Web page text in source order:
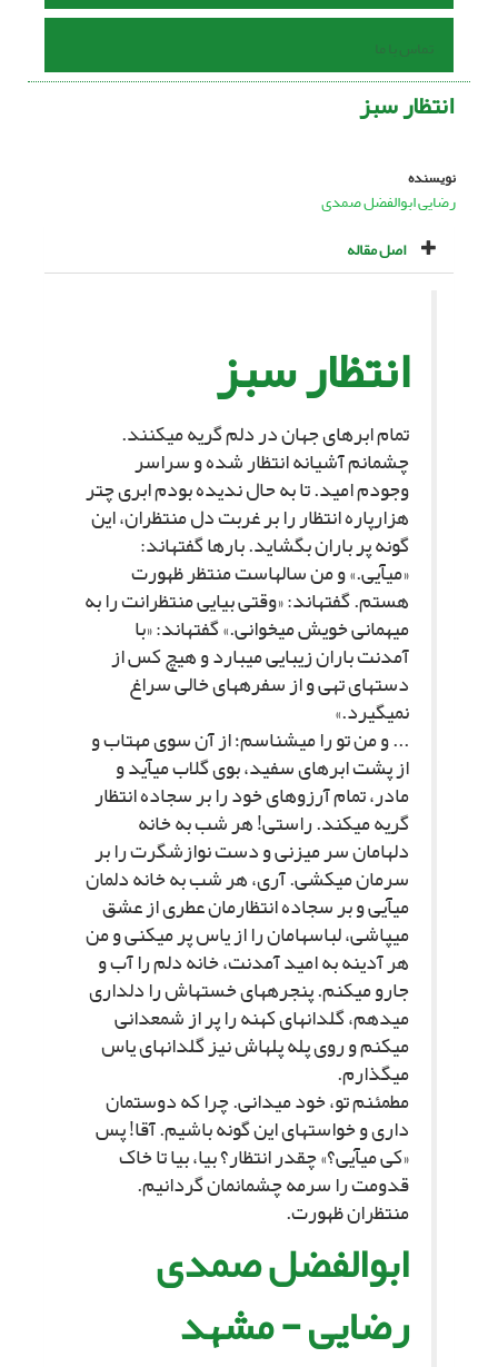
تماس با ما
انتظار سبز
نویسنده
رضایی ابوالفضل صمدی
اصل مقاله
انتظار سبز
تمام ابرهاى جهان در دلم گریه مى‏کنند.
چشمانم آشیانه انتظار شده و سراسر
وجودم امید. تا به حال ندیده بودم ابرى چتر
هزارپاره انتظار را بر غربت دل منتظران، این
گونه پر باران بگشاید. بارها گفته‏اند:
«مى‏آیى.» و من سال‏هاست منتظر ظهورت
هستم. گفته‏اند: «وقتى بیایى منتظرانت را به
میهمانى خویش مى‏خوانى.» گفته‏اند: «با
آمدنت باران زیبایى مى‏بارد و هیچ کس از
دست‏هاى تهى و از سفره‏هاى خالى سراغ
نمى‏گیرد.»
... و من تو را مى‏شناسم؛ از آن سوى مهتاب و
از پشت ابرهاى سفید، بوى گلاب مى‏آید و
مادر، تمام آرزوهاى خود را بر سجاده انتظار
گریه مى‏کند. راستى! هر شب به خانه
دل‏هامان سر مى‏زنى و دست نوازشگرت را بر
سرمان مى‏کشى. آرى، هر شب به خانه دل‏مان
مى‏آیى و بر سجاده انتظارمان عطرى از عشق
مى‏پاشى، لباس‏هامان را از یاس پر مى‏کنى و من
هر آدینه به امید آمدنت، خانه دلم را آب و
جارو مى‏کنم. پنجره‏هاى خسته‏اش را دلدارى
مى‏دهم، گلدان‏هاى کهنه را پر از شمعدانى
مى‏کنم و روى پله پله‏اش نیز گلدان‏هاى یاس
مى‏گذارم.
مطمئنم تو، خود مى‏دانى. چرا که دوست‏مان
دارى و خواسته‏اى این گونه باشیم. آقا! پس
«کى مى‏آیى؟» چقدر انتظار؟ بیا، بیا تا خاک
قدومت را سرمه چشمان‏مان گردانیم.
منتظران ظهورت.
ابوالفضل صمدى
رضایى - مشهد